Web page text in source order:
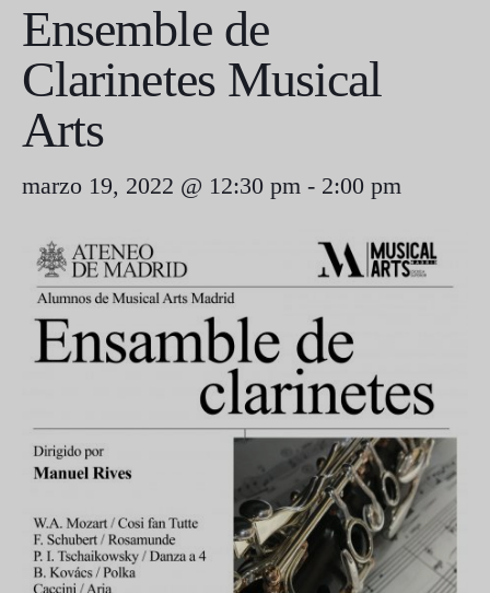
Ensemble de
Clarinetes Musical
Arts
marzo 19, 2022 @ 12:30 pm - 2:00 pm